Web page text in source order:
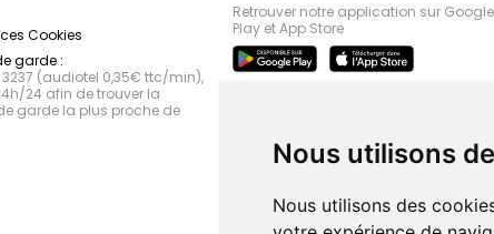
Nous utilisons
Nous utilisons des
Cookies
garde :
(audiotel 0,35€ ttc/min),
24 afin de trouver la
garde la plus proche de
Retrouver notre application sur Google
Play et App Store